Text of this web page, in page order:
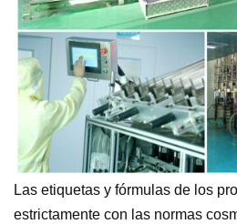
Las etiquetas y fórmulas de los
estrictamente con las normas